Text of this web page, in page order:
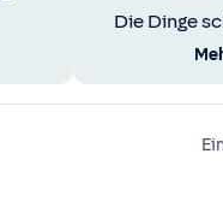
Die Dinge